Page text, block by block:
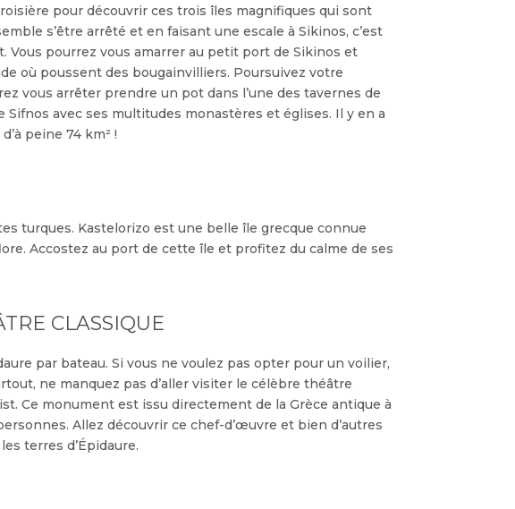
pour découvrir ces trois îles magnifiques qui sont
s’être arrêté et en faisant une escale à Sikinos, c’est
Vous pourrez vous amarrer au petit port de Sikinos et
où poussent des bougainvilliers. Poursuivez votre
vous arrêter prendre un pot dans l’une des tavernes de
Sifnos avec ses multitudes monastères et églises. Il y en a
peine 74 km² !
turques. Kastelorizo est une belle île grecque connue
Accostez au port de cette île et profitez du calme de ses
CLASSIQUE
par bateau. Si vous ne voulez pas opter pour un voilier,
ne manquez pas d’aller visiter le célèbre théâtre
Ce monument est issu directement de la Grèce antique à
Allez découvrir ce chef-d’œuvre et bien d’autres
terres d’Épidaure.